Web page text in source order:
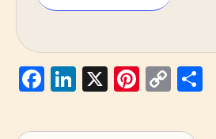
Facebook
LinkedIn
X Copy